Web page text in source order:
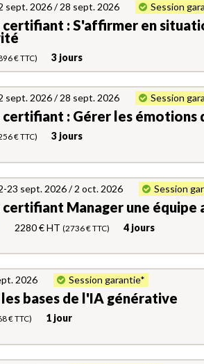
sept. 2026 / 28 sept. 2026 Session
certifiant : S'affirmer en
€ TTC) 3 jours
sept. 2026 / 28 sept. 2026 Session
certifiant : Gérer les
€ TTC) 3 jours
23 sept. 2026 / 2 oct. 2026 Session
certifiant Manager une équipe
2280 € HT (2736 € TTC) 4 jours
2026 Session garantie*
bases de l'IA générative
€ TTC) 1 jour